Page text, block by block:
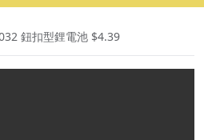
鈕扣型鋰電池 $4.39